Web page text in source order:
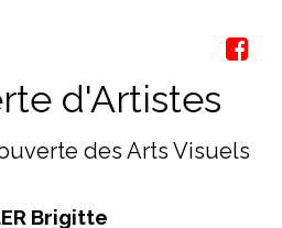
d'Artistes
des Arts Visuels
Brigitte